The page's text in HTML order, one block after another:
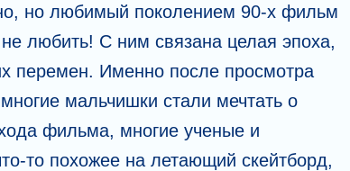
но любимый поколением 90-х фильм
любить! С ним связана целая эпоха,
перемен. Именно после просмотра
мальчишки стали мечтать о
фильма, многие ученые и
то похожее на летающий скейтборд,